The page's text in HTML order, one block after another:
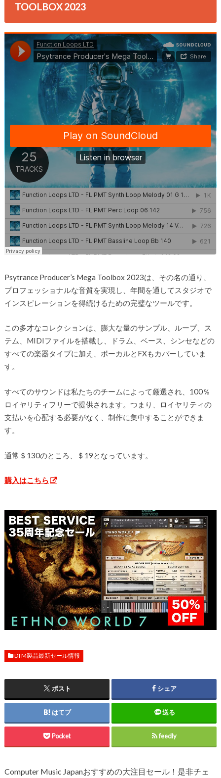
TOOLBOX 2023
Psytrance Producer’s Mega Toolbox 2023は、その名の通り、
プロフェッショナルな音質を実現し、年間を通してスタジオで
インスピレーションを得続けるための完璧なツールです。
この多才なコレクションは、膨大な量のサンプル、ループ、ス
テム、MIDIファイルを搭載し、ドラム、ベース、シンセなどの
すべての楽器タイプに加え、ボーカルとFXもカバーしていま
す。
すべてのサウンドは私たちのチームによって厳選され、100％
ロイヤリティフリーで提供されます。つまり、ロイヤリティの
支払いを心配する必要がなく、制作に集中することができま
す。
通常＄130のところ、＄19となっています。
購入はこちら
DTM製品最新セール情報
ポスト シェア
はてブ 送る
Pocket feedly
Computer Music Japanおすすめの大注目セール！是非チェ